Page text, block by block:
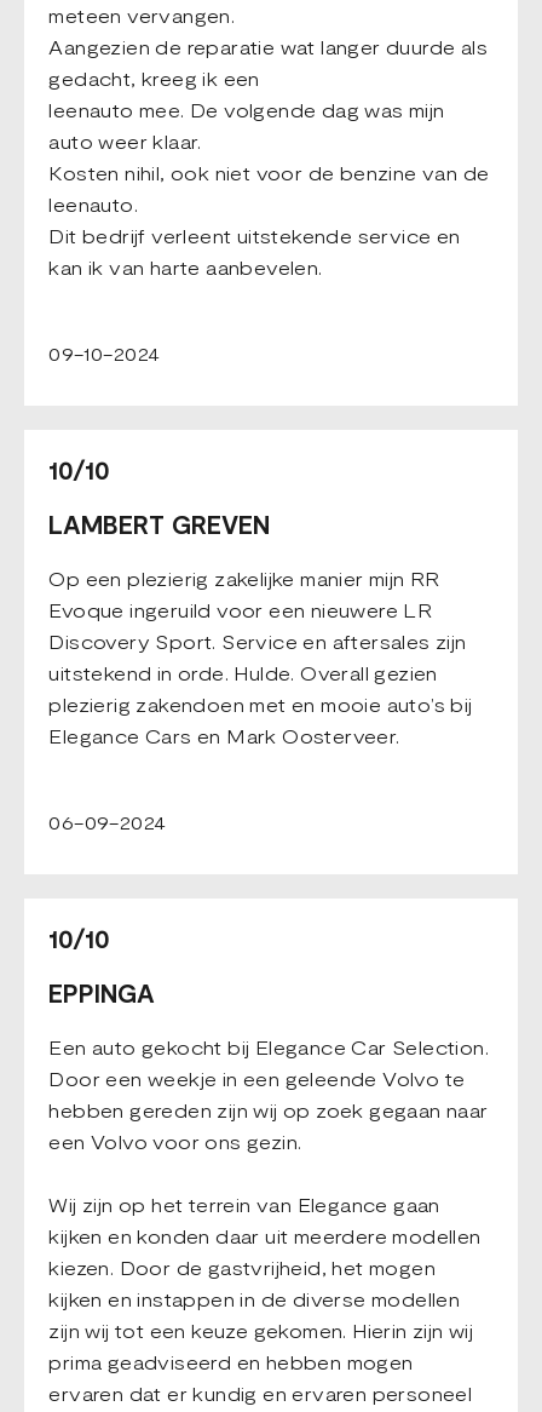
meteen vervangen.
Aangezien de reparatie wat langer duurde als
gedacht, kreeg ik een
leenauto mee. De volgende dag was mijn
auto weer klaar.
Kosten nihil, ook niet voor de benzine van de
leenauto.
Dit bedrijf verleent uitstekende service en
kan ik van harte aanbevelen.
09-10-2024
10/10
LAMBERT GREVEN
Op een plezierig zakelijke manier mijn RR
Evoque ingeruild voor een nieuwere LR
Discovery Sport. Service en aftersales zijn
uitstekend in orde. Hulde. Overall gezien
plezierig zakendoen met en mooie auto’s bij
Elegance Cars en Mark Oosterveer.
06-09-2024
10/10
EPPINGA
Een auto gekocht bij Elegance Car Selection.
Door een weekje in een geleende Volvo te
hebben gereden zijn wij op zoek gegaan naar
een Volvo voor ons gezin.
Wij zijn op het terrein van Elegance gaan
kijken en konden daar uit meerdere modellen
kiezen. Door de gastvrijheid, het mogen
kijken en instappen in de diverse modellen
zijn wij tot een keuze gekomen. Hierin zijn wij
prima geadviseerd en hebben mogen
ervaren dat er kundig en ervaren personeel